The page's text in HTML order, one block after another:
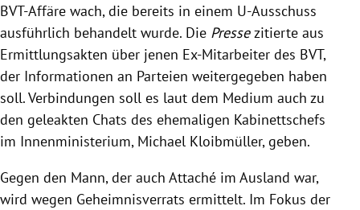
BVT-Affäre wach, die bereits in einem U-Ausschuss
ausführlich behandelt wurde. Die Pressezitierte aus
Ermittlungsakten über jenen Ex-Mitarbeiter des BVT,
der Informationen an Parteien weitergegeben haben
soll. Verbindungen soll es laut dem Medium auch zu
den geleakten Chats des ehemaligen Kabinettschefs
im Innenministerium, Michael Kloibmüller, geben.
Gegen den Mann, der auch Attaché im Ausland war,
wird wegen Geheimnisverrats ermittelt. Im Fokus der